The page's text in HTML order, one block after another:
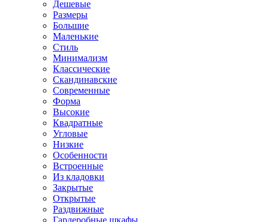
Дешевые
Размеры
Большие
Маленькие
Стиль
Минимализм
Классические
Скандинавские
Современные
Форма
Высокие
Квадратные
Угловые
Низкие
Особенности
Встроенные
Из кладовки
Закрытые
Открытые
Раздвижные
Гардеробные шкафы